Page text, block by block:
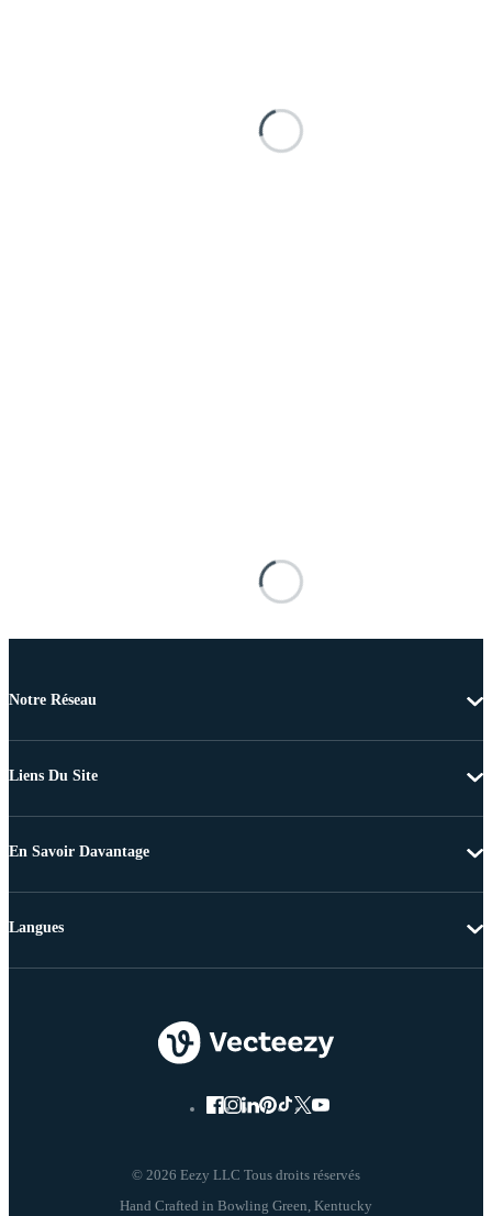
Notre Réseau
Liens Du Site
En Savoir Davantage
© 2026 Eezy LLC Tous droits réservés
Langues